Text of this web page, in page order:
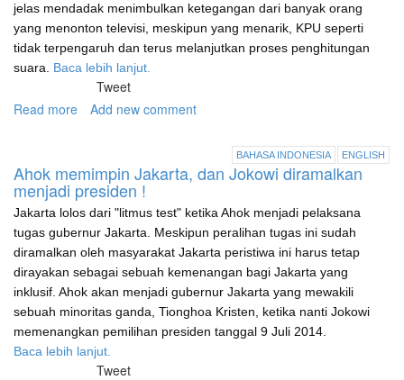
jelas mendadak menimbulkan ketegangan dari banyak orang
yang menonton televisi, meskipun yang menarik, KPU seperti
tidak terpengaruh dan terus melanjutkan proses penghitungan
suara. Baca lebih lanjut.
Tweet
Read more about
Indonesian
conundrum"
Add new comment
BAHASA INDONESIA ENGLISH
Ahok memimpin Jakarta, dan Jokowi diramalkan
menjadi presiden !
Jakarta lolos dari "litmus test" ketika Ahok menjadi pelaksana
tugas gubernur Jakarta. Meskipun peralihan tugas ini sudah
diramalkan oleh masyarakat Jakarta peristiwa ini harus tetap
dirayakan sebagai sebuah kemenangan bagi Jakarta yang
inklusif. Ahok akan menjadi gubernur Jakarta yang mewakili
sebuah minoritas ganda, Tionghoa Kristen, ketika nanti Jokowi
memenangkan pemilihan presiden tanggal 9 Juli 2014.
Baca lebih lanjut.
Tweet